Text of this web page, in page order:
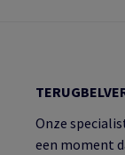
Onze
een moment